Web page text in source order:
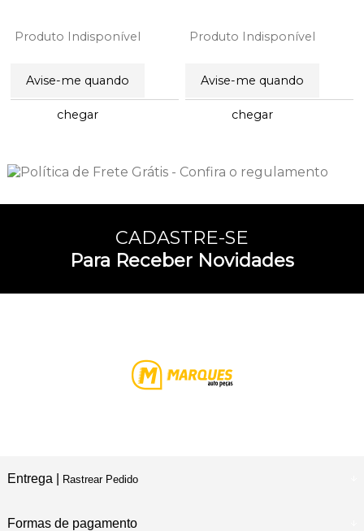
Produto Indisponível
Avise-me quando
chegar
Produto Indisponível
Avise-me quando
chegar
CADASTRE-SE
Para Receber Novidades
Entrega | Rastrear Pedido
Formas de pagamento